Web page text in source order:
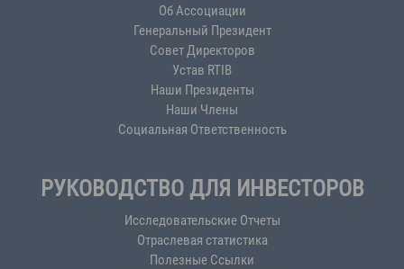
Об Ассоциации
Генеральный Президент
Совет Директоров
Устав RTIB
Наши Президенты
Наши Члены
Социальная Ответственность
РУКОВОДСТВО ДЛЯ ИНВЕСТОРОВ
Исследовательские Отчеты
Отраслевая статистика
Полезные Ссылки